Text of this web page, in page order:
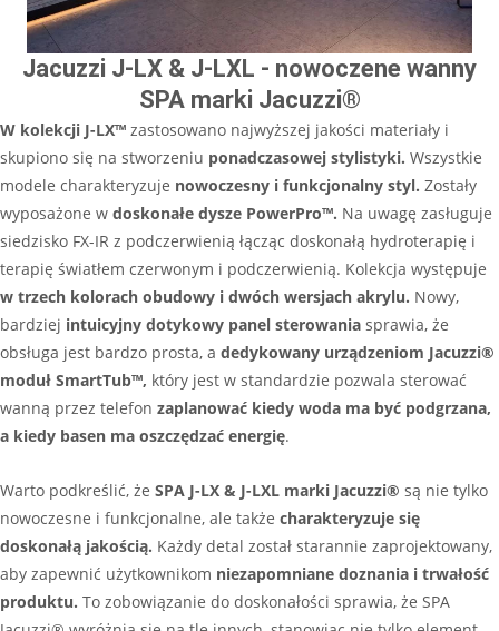
Jacuzzi J-LX & J-LXL - nowoczene wanny
SPA marki Jacuzzi®
W kolekcji J-LX™ zastosowano najwyższej jakości materiały i
skupiono się na stworzeniu ponadczasowej stylistyki. Wszystkie
modele charakteryzuje nowoczesny i funkcjonalny styl. Zostały
wyposażone w doskonałe dysze PowerPro™. Na uwagę zasługuje
siedzisko FX-IR z podczerwienią łącząc doskonałą hydroterapię i
terapię światłem czerwonym i podczerwienią. Kolekcja występuje
w trzech kolorach obudowy i dwóch wersjach akrylu. Nowy,
bardziej intuicyjny dotykowy panel sterowania sprawia, że
obsługa jest bardzo prosta, a dedykowany urządzeniom Jacuzzi®
moduł SmartTub™, który jest w standardzie pozwala sterować
wanną przez telefon zaplanować kiedy woda ma być podgrzana,
a kiedy basen ma oszczędzać energię.
Warto podkreślić, że SPA J-LX & J-LXL marki Jacuzzi® są nie tylko
nowoczesne i funkcjonalne, ale także charakteryzuje się
doskonałą jakością. Każdy detal został starannie zaprojektowany,
aby zapewnić użytkownikom niezapomniane doznania i trwałość
produktu. To zobowiązanie do doskonałości sprawia, że SPA